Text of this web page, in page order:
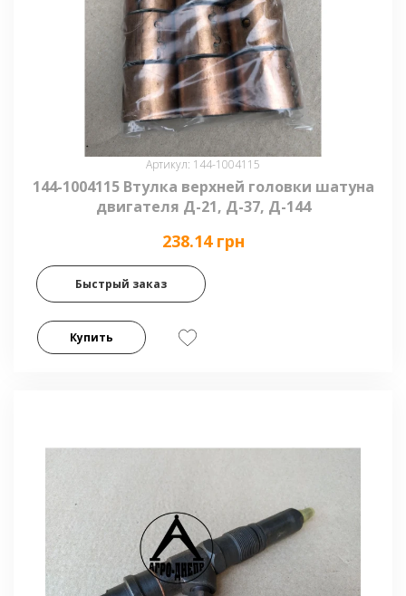
Артикул: 144-1004115
144-1004115 Втулка верхней головки шатуна
двигателя Д-21, Д-37, Д-144
238.14 грн
Быстрый заказ
Купить